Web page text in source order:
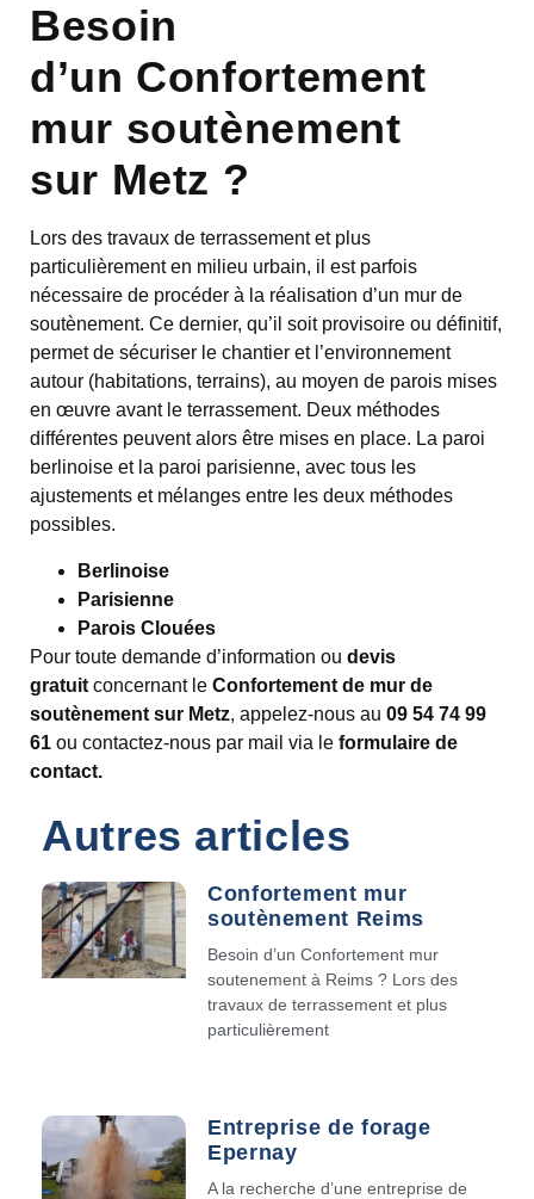
Besoin
d’un Confortement
mur soutènement
sur Metz ?
Lors des travaux de terrassement et plus
particulièrement en milieu urbain, il est parfois
nécessaire de procéder à la réalisation d’un mur de
soutènement. Ce dernier, qu’il soit provisoire ou définitif,
permet de sécuriser le chantier et l’environnement
autour (habitations, terrains), au moyen de parois mises
en œuvre avant le terrassement. Deux méthodes
différentes peuvent alors être mises en place. La paroi
berlinoise et la paroi parisienne, avec tous les
ajustements et mélanges entre les deux méthodes
possibles.
Berlinoise
Parisienne
Parois Clouées
Pour toute demande d’information ou devis
gratuit concernant le Confortement de mur de
soutènement sur Metz, appelez-nous au 09 54 74 99
61 ou contactez-nous par mail via le formulaire de
contact.
Autres articles
Confortement mur
soutènement Reims
Besoin d’un Confortement mur
soutenement à Reims ? Lors des
travaux de terrassement et plus
particulièrement
Entreprise de forage
Epernay
A la recherche d’une entreprise de